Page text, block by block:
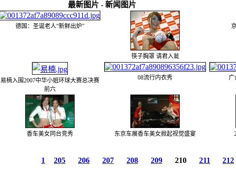
最新图片 - 新闻图片
德国：圣诞老人“新鲜出炉”
筷子胸罩 请君入瓮
易楠入围2007中华小姐环球大赛总决赛
前六
08流行内衣秀 广
香车美女同台竞秀 东京车展香车美女掀起视觉盛宴
1 205 206 207 208 209 210 211 212